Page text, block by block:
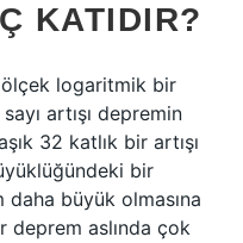
KATIDIR?
logaritmik bir
artışı depremin
32 katlık bir artışı
bir
büyük olmasına
deprem aslında çok